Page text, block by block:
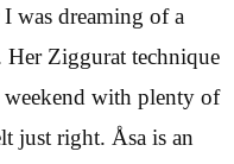
I was dreaming of a
Ziggurat technique
with plenty of
just right. Åsa is an